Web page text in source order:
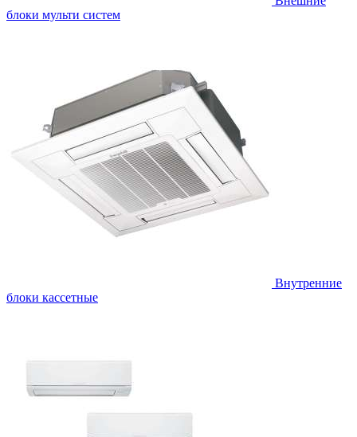
блоки мульти систем
Внутренние
блоки кассетные